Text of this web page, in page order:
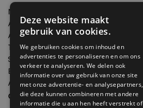
Nieuws
Artikelen
Agenda
Thema's
Shop
Edities
Abonneren
Over Genoeg
Deze website maakt
gebruik van cookies.
We gebruiken cookies om inhoud en
advertenties te personaliseren en om ons
verkeer te analyseren. We delen ook
informatie over uw gebruik van onze site
met onze advertentie- en analysepartners,
die deze kunnen combineren met andere
informatie die u aan hen heeft verstrekt of